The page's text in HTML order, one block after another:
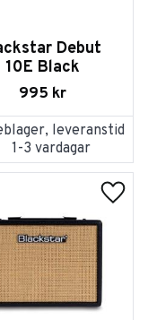
Debut
10E Black
995 kr
leveranstid
1-3 vardagar